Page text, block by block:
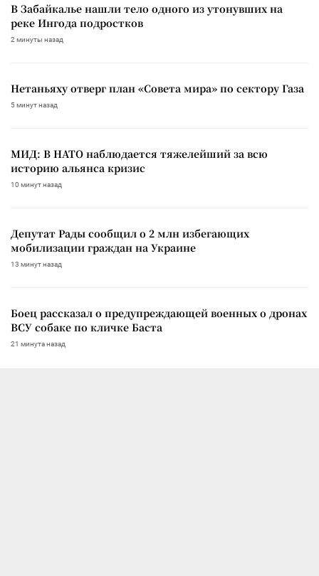
В Забайкалье нашли тело одного из утонувших на
реке Ингода подростков
2 минуты назад
Нетаньяху отверг план «Совета мира» по сектору Газа
5 минут назад
МИД: В НАТО наблюдается тяжелейший за всю
историю альянса кризис
10 минут назад
Депутат Рады сообщил о 2 млн избегающих
мобилизации граждан на Украине
13 минут назад
Боец рассказал о предупреждающей военных о дронах
ВСУ собаке по кличке Баста
21 минута назад